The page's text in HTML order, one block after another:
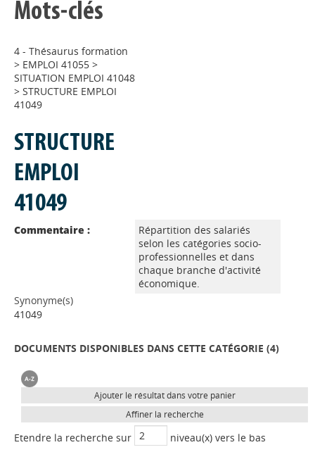
Mots-clés
4 - Thésaurus formation
> EMPLOI 41055 >
SITUATION EMPLOI 41048
> STRUCTURE EMPLOI
41049
STRUCTURE
EMPLOI
41049
Commentaire :
Répartition des salariés
selon les catégories socio-
professionnelles et dans
chaque branche d'activité
économique.
Synonyme(s)
41049
DOCUMENTS DISPONIBLES DANS CETTE CATÉGORIE (4)
Ajouter le résultat dans votre panier
Affiner la recherche
Etendre la recherche sur niveau(x) vers le bas